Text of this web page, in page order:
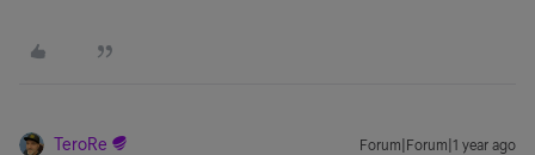
TeroRe Forum|Forum|1 year ago